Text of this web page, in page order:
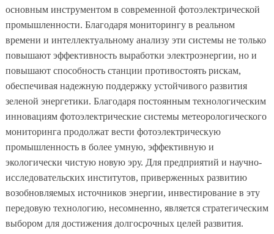
основным инструментом в современной фотоэлектрической
промышленности. Благодаря мониторингу в реальном
времени и интеллектуальному анализу эти системы не только
повышают эффективность выработки электроэнергии, но и
повышают способность станции противостоять рискам,
обеспечивая надежную поддержку устойчивого развития
зеленой энергетики. Благодаря постоянным технологическим
инновациям фотоэлектрические системы метеорологического
мониторинга продолжат вести фотоэлектрическую
промышленность в более умную, эффективную и
экологически чистую новую эру. Для предприятий и научно-
исследовательских институтов, приверженных развитию
возобновляемых источников энергии, инвестирование в эту
передовую технологию, несомненно, является стратегическим
выбором для достижения долгосрочных целей развития.